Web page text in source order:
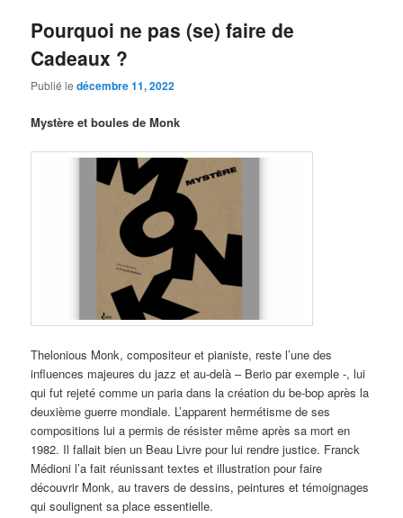
Pourquoi ne pas (se) faire de
Cadeaux ?
Publié ledécembre 11, 2022
Mystère et boules de Monk
Thelonious Monk, compositeur et pianiste, reste l’une des
influences majeures du jazz et au-delà – Berio par exemple -, lui
qui fut rejeté comme un paria dans la création du be-bop après la
deuxième guerre mondiale. L’apparent hermétisme de ses
compositions lui a permis de résister même après sa mort en
1982. Il fallait bien un Beau Livre pour lui rendre justice. Franck
Médioni l’a fait réunissant textes et illustration pour faire
découvrir Monk, au travers de dessins, peintures et témoignages
qui soulignent sa place essentielle.